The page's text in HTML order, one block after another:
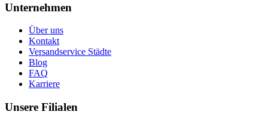
Unternehmen
Über uns
Kontakt
Versandservice Städte
Blog
FAQ
Karriere
Unsere Filialen